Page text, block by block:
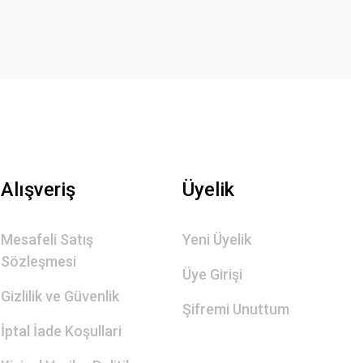
Alışveriş
Mesafeli Satış
Sözleşmesi
Gizlilik ve Güvenlik
İptal İade Koşullari
Üyelik
Yeni Üyelik
Üye Girişi
Şifremi Unuttum